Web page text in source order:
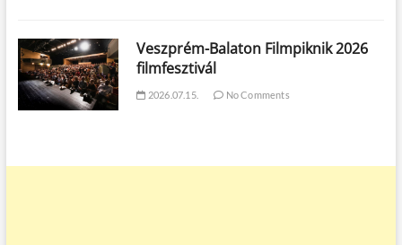
Veszprém-Balaton Filmpiknik 2026
filmfesztivál
2026.07.15. No Comments